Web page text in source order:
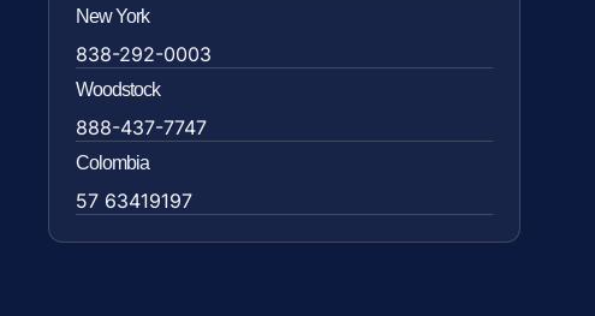
New York
838-292-0003
Woodstock
888-437-7747
Colombia
57 63419197